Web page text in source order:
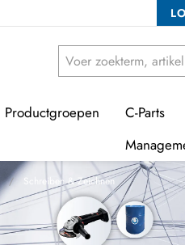
Productgroepen
C-Parts
Schreiben & Zeichnen